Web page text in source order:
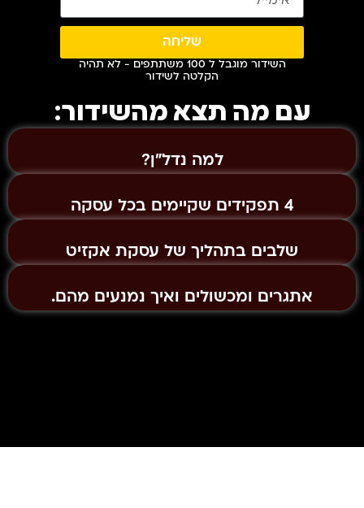
שליחה
השידור מוגבל ל 100 משתתפים - לא תהיה
הקלטה לשידור
עם מה תצא מהשידור:
למה נדל"ן?
4 תפקידים שקיימים בכל עסקה
שלבים בתהליך של עסקת אקזיט
אתגרים ומכשולים ואיך נמנעים מהם.